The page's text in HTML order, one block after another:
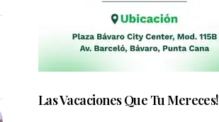
Las Vacaciones Que Tu Mereces!